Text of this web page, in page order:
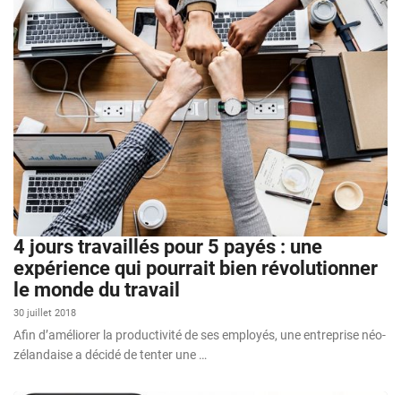
4 jours travaillés pour 5 payés : une
expérience qui pourrait bien révolutionner
le monde du travail
30 juillet 2018
Afin d’améliorer la productivité de ses employés, une entreprise néo-
zélandaise a décidé de tenter une …